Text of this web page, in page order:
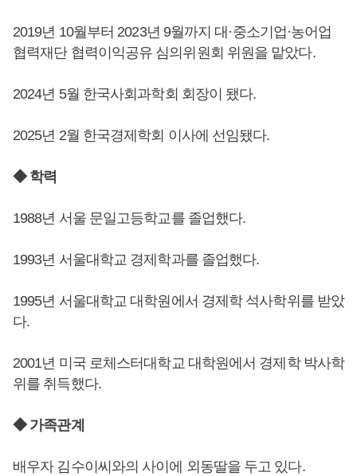
2019년 10월부터 2023년 9월까지 대·중소기업·농어업
협력재단 협력이익공유 심의위원회 위원을 맡았다.
2024년 5월 한국사회과학회 회장이 됐다.
2025년 2월 한국경제학회 이사에 선임됐다.
◆ 학력
1988년 서울 문일고등학교를 졸업했다.
1993년 서울대학교 경제학과를 졸업했다.
1995년 서울대학교 대학원에서 경제학 석사학위를 받았
다.
2001년 미국 로체스터대학교 대학원에서 경제학 박사학
위를 취득했다.
◆ 가족관계
배우자 김수이씨와의 사이에 외동딸을 두고 있다.